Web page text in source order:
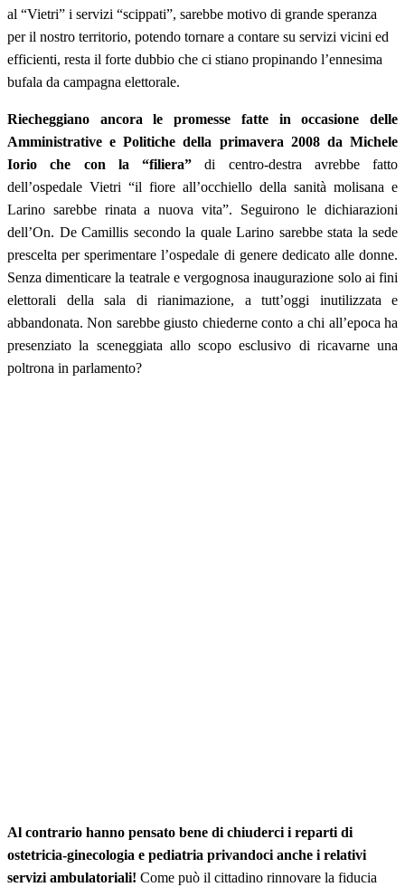
al “Vietri” i servizi “scippati”, sarebbe motivo di grande speranza
per il nostro territorio, potendo tornare a contare su servizi vicini ed
efficienti, resta il forte dubbio che ci stiano propinando l’ennesima
bufala da campagna elettorale.
Riecheggiano ancora le promesse fatte in occasione delle
Amministrative e Politiche della primavera 2008 da Michele
Iorio che con la “filiera” di centro-destra avrebbe fatto
dell’ospedale Vietri “il fiore all’occhiello della sanità molisana e
Larino sarebbe rinata a nuova vita”. Seguirono le dichiarazioni
dell’On. De Camillis secondo la quale Larino sarebbe stata la sede
prescelta per sperimentare l’ospedale di genere dedicato alle donne.
Senza dimenticare la teatrale e vergognosa inaugurazione solo ai fini
elettorali della sala di rianimazione, a tutt’oggi inutilizzata e
abbandonata. Non sarebbe giusto chiederne conto a chi all’epoca ha
presenziato la sceneggiata allo scopo esclusivo di ricavarne una
poltrona in parlamento?
Al contrario hanno pensato bene di chiuderci i reparti di
ostetricia-ginecologia e pediatria privandoci anche i relativi
servizi ambulatoriali! Come può il cittadino rinnovare la fiducia